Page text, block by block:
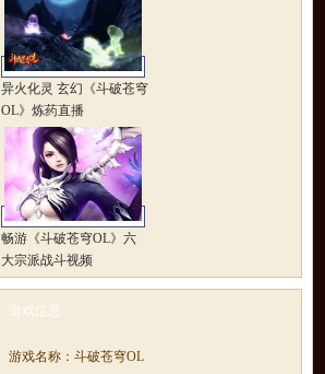
异火化灵 玄幻《斗破苍穹
OL》炼药直播
畅游《斗破苍穹OL》六
大宗派战斗视频
游戏信息
游戏名称： 斗破苍穹OL